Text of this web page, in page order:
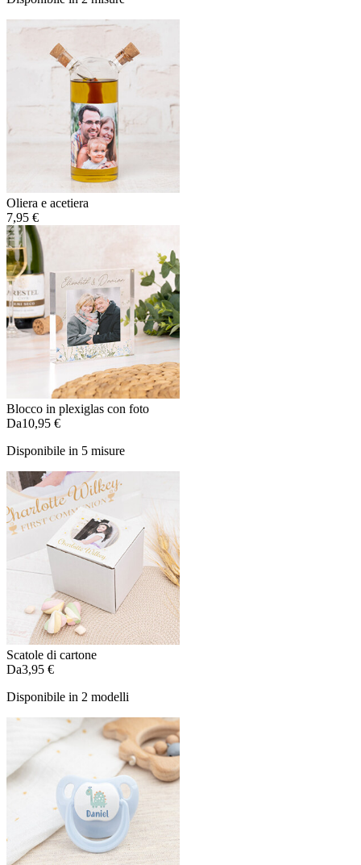
Oliera e acetiera
7,95 €
Blocco in plexiglas con foto
Da10,95 €
Disponibile in 5 misure
Scatole di cartone
Da3,95 €
Disponibile in 2 modelli